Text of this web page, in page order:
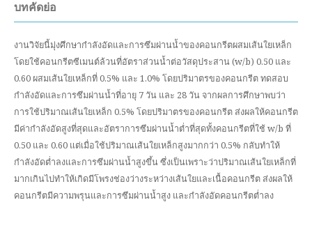
บทคัดย่อ
งานวิจัยนี้มุ่งศึกษากำลังอัดและการซึมผ่านน้ำของคอนกรีตผสมเส้นใยเหล็ก
โดยใช้คอนกรีตซีเมนต์ล้วนที่อัตราส่วนน้ำต่อวัสดุประสาน (w/b) 0.50 และ
0.60 ผสมเส้นใยเหล็กที่ 0.5% และ 1.0% โดยปริมาตรของคอนกรีต ทดสอบ
กำลังอัดและการซึมผ่านน้ำที่อายุ 7 วัน และ 28 วัน จากผลการศึกษาพบว่า
การใช้ปริมาณเส้นใยเหล็ก 0.5% โดยปริมาตรของคอนกรีต ส่งผลให้คอนกรีต
มีค่ากำลังอัดสูงที่สุดและอัตราการซึมผ่านน้ำต่ำที่สุดทั้งคอนกรีตที่ใช้ w/b ที่
0.50 และ 0.60 แต่เมื่อใช้ปริมาณเส้นใยเหล็กสูงมากกว่า 0.5% กลับทำให้
กำลังอัดต่ำลงและการซึมผ่านน้ำสูงขึ้น ซึ่งเป็นเพราะว่าปริมาณเส้นใยเหล็กที่
มากเกินไปทำให้เกิดมีโพรงช่องว่างระหว่างเส้นใยและเนื้อคอนกรีต ส่งผลให้
คอนกรีตมีความพรุนและการซึมผ่านน้ำสูง และกำลังอัดคอนกรีตต่ำลง